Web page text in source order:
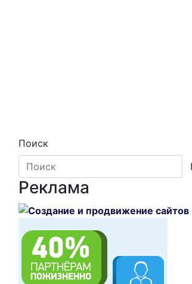
Поиск
Реклама